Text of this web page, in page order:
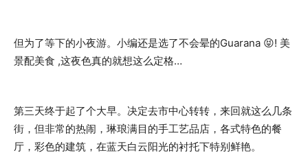
但为了等下的小夜游。小编还是选了不会晕的Guarana 😝! 美
景配美食 ,这夜色真的就想这么定格…
第三天终于起了个大早。决定去市中心转转，来回就这么几条
街，但非常的热闹，琳琅满目的手工艺品店，各式特色的餐
厅，彩色的建筑，在蓝天白云阳光的衬托下特别鲜艳。